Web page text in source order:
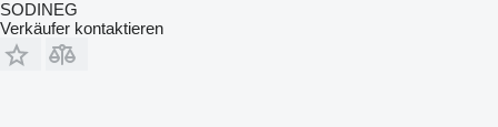
SODINEG
Verkäufer kontaktieren